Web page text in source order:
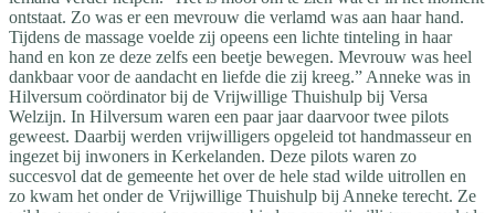
ontstaat. Zo was er een mevrouw die verlamd was aan haar hand.
Tijdens de massage voelde zij opeens een lichte tinteling in haar
hand en kon ze deze zelfs een beetje bewegen. Mevrouw was heel
dankbaar voor de aandacht en liefde die zij kreeg.” Anneke was in
Hilversum coördinator bij de Vrijwillige Thuishulp bij Versa
Welzijn. In Hilversum waren een paar jaar daarvoor twee pilots
geweest. Daarbij werden vrijwilligers opgeleid tot handmasseur en
ingezet bij inwoners in Kerkelanden. Deze pilots waren zo
succesvol dat de gemeente het over de hele stad wilde uitrollen en
zo kwam het onder de Vrijwillige Thuishulp bij Anneke terecht. Ze